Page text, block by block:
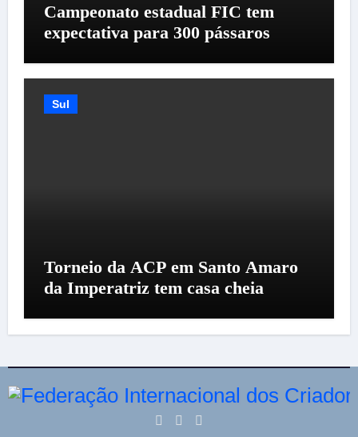
Campeonato estadual FIC tem
expectativa para 300 pássaros
Sul
Torneio da ACP em Santo Amaro
da Imperatriz tem casa cheia